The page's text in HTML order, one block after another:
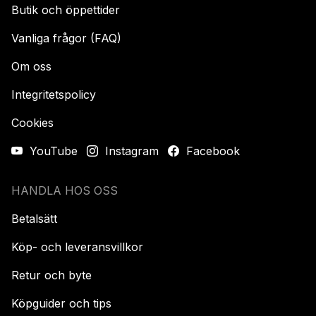
Butik och öppettider
Vanliga frågor (FAQ)
Om oss
Integritetspolicy
Cookies
YouTube
Instagram Facebook
HANDLA HOS OSS
Betalsätt
Köp- och leveransvillkor
Retur och byte
Köpguider och tips